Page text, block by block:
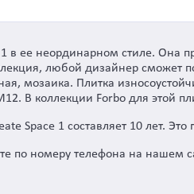
1 в ее неординарном стиле.
любой дизайнер сможет
мозаика. Плитка
В коллекции Forbo для этой
Space 1 составляет 10 лет.
по номеру телефона на нашем